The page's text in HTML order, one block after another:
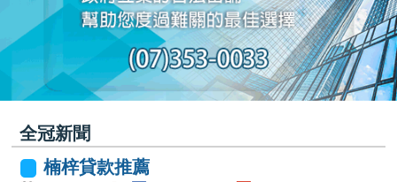
全冠新聞
楠梓貸款推薦